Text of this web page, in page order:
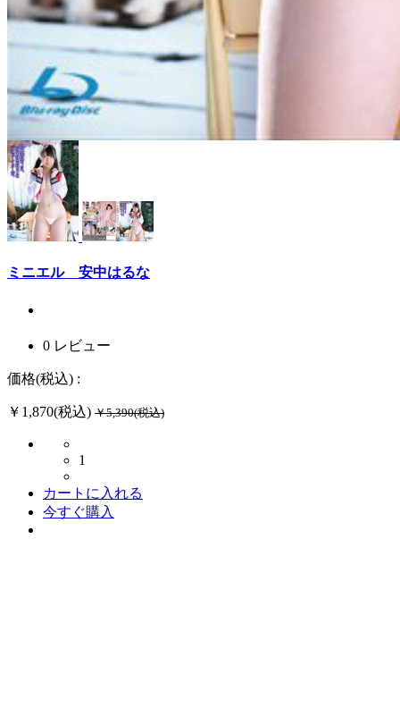
ミニエル 安中はるな
0 レビュー
価格(税込) :
￥1,870(税込) ￥5,390(税込)
1
カートに入れる
今すぐ購入